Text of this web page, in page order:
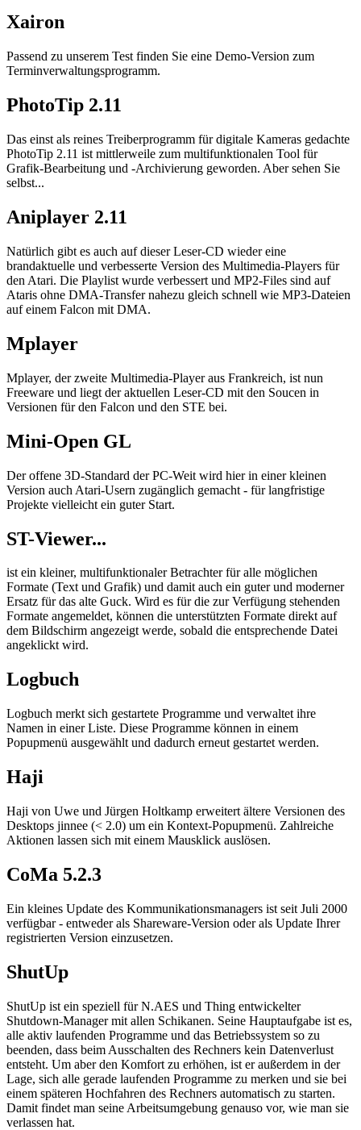
Xairon
Passend zu unserem Test finden Sie eine Demo-Version zum
Terminverwaltungsprogramm.
PhotoTip 2.11
Das einst als reines Treiberprogramm für digitale Kameras gedachte
PhotoTip 2.11 ist mittlerweile zum multifunktionalen Tool für
Grafik-Bearbeitung und -Archivierung geworden. Aber sehen Sie
selbst...
Aniplayer 2.11
Natürlich gibt es auch auf dieser Leser-CD wieder eine
brandaktuelle und verbesserte Version des Multimedia-Players für
den Atari. Die Playlist wurde verbessert und MP2-Files sind auf
Ataris ohne DMA-Transfer nahezu gleich schnell wie MP3-Dateien
auf einem Falcon mit DMA.
Mplayer
Mplayer, der zweite Multimedia-Player aus Frankreich, ist nun
Freeware und liegt der aktuellen Leser-CD mit den Soucen in
Versionen für den Falcon und den STE bei.
Mini-Open GL
Der offene 3D-Standard der PC-Weit wird hier in einer kleinen
Version auch Atari-Usern zugänglich gemacht - für langfristige
Projekte vielleicht ein guter Start.
ST-Viewer...
ist ein kleiner, multifunktionaler Betrachter für alle möglichen
Formate (Text und Grafik) und damit auch ein guter und moderner
Ersatz für das alte Guck. Wird es für die zur Verfügung stehenden
Formate angemeldet, können die unterstützten Formate direkt auf
dem Bildschirm angezeigt werde, sobald die entsprechende Datei
angeklickt wird.
Logbuch
Logbuch merkt sich gestartete Programme und verwaltet ihre
Namen in einer Liste. Diese Programme können in einem
Popupmenü ausgewählt und dadurch erneut gestartet werden.
Haji
Haji von Uwe und Jürgen Holtkamp erweitert ältere Versionen des
Desktops jinnee (< 2.0) um ein Kontext-Popupmenü. Zahlreiche
Aktionen lassen sich mit einem Mausklick auslösen.
CoMa 5.2.3
Ein kleines Update des Kommunikationsmanagers ist seit Juli 2000
verfügbar - entweder als Shareware-Version oder als Update Ihrer
registrierten Version einzusetzen.
ShutUp
ShutUp ist ein speziell für N.AES und Thing entwickelter
Shutdown-Manager mit allen Schikanen. Seine Hauptaufgabe ist es,
alle aktiv laufenden Programme und das Betriebssystem so zu
beenden, dass beim Ausschalten des Rechners kein Datenverlust
entsteht. Um aber den Komfort zu erhöhen, ist er außerdem in der
Lage, sich alle gerade laufenden Programme zu merken und sie bei
einem späteren Hochfahren des Rechners automatisch zu starten.
Damit findet man seine Arbeitsumgebung genauso vor, wie man sie
verlassen hat.